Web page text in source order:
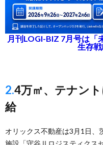
月刊LOGI-BIZ 7月号は「
生存
2.4万㎡、テナントに100％再エネ電力供
給
オリックス不動産は3月1日、
施設「守谷Ⅱロジスティクス